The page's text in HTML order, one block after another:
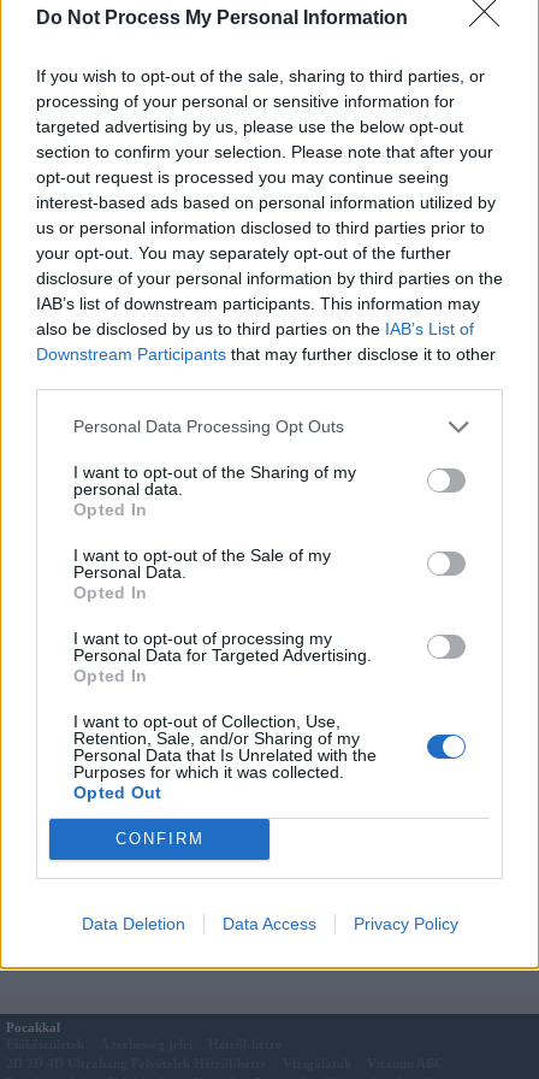
Do Not Process My Personal Information
If you wish to opt-out of the sale, sharing to third parties, or
processing of your personal or sensitive information for
targeted advertising by us, please use the below opt-out
section to confirm your selection. Please note that after your
opt-out request is processed you may continue seeing
interest-based ads based on personal information utilized by
us or personal information disclosed to third parties prior to
your opt-out. You may separately opt-out of the further
disclosure of your personal information by third parties on the
IAB’s list of downstream participants. This information may
also be disclosed by us to third parties on the IAB’s List of
Downstream Participants that may further disclose it to other
Personal Data Processing Opt Outs
I want to opt-out of the Sharing of my
personal data.
Opted In
I want to opt-out of the Sale of my
Personal Data.
Opted In
I want to opt-out of processing my
Personal Data for Targeted Advertising.
Opted In
I want to opt-out of Collection, Use,
Retention, Sale, and/or Sharing of my
Personal Data that Is Unrelated with the
Purposes for which it was collected.
Opted Out
CONFIRM
Data Deletion Data Access Privacy Policy
8 dkg margarin,
2 ek. kakaópor,
darált keksz,
tej,
a tetejére reszelt marcipán, és
cukorka mikulások.
(Elkészítési idő: 30 perc)
Az elkészítés menete:
A piskóta alapanyagait összekeverjük. Először a szárazanyagokat, majd
hozzáadjuk a margarint és a tojást. Simára keverjük, majd margarinnal
kikent, kilisztezett sütőformába öntjük, és 180 fokos sütőben néhány percig
sütjük. Ha egy fogvájóhoz már nem ragad hozzá a tészta, akkor kivehetjük
a sütőből. Rácson hagyjuk kihűlni.
Kis edényben a margarint tűz fölött felolvasztom, hozzákeverem a cukrot,
a darált kekszet, amíg kókuszgolyó készítéséhez megfelelő állagú masszát
átforralom.
A kész kakaós masszát egyenletesen elterítem a piskóta tetején, színes
marcipánt reszelek rá, majd cukorka mikulásokkal díszítem.
Jó étvágyat kívánok hozzá!
Feltöltötte: Adrienn
kipróbálhassuk!
Kapcsolódó cikkek
Madártej recept
Joghurtos-kekszes
Karácsonyi aprósütik - Kókuszos halmok
Mi legyen a fa alatt?
A nyuszi kedvenc tortája
Pocakkal